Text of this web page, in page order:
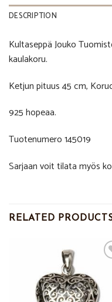
DESCRIPTION
Kultaseppä Jouko
kaulakoru.
Ketjun pituus 45 cm,
925 hopeaa.
Tuotenumero 145019
Sarjaan voit tilata myös
RELATED
Add to